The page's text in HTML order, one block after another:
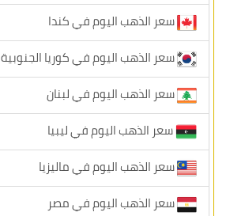
سعر الذهب اليوم في كندا
سعر الذهب اليوم في كوريا الجنوبية
سعر الذهب اليوم في لبنان
سعر الذهب اليوم في ليبيا
سعر الذهب اليوم في ماليزيا
سعر الذهب اليوم في مصر